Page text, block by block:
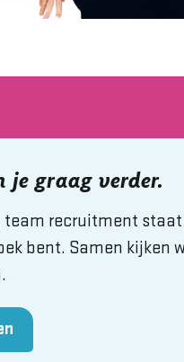
je graag verder.
recruitment staat
bent. Samen kijken